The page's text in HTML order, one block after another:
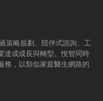
策略規劃、陪伴式諮詢、工
達成成長與轉型。悅智同時
務，以類似家庭醫生網路的